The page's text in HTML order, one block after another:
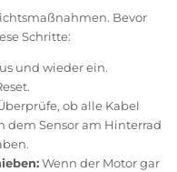
Bevor
Schritte:
und wieder ein.
ob alle Kabel
dem Sensor am Hinterrad
Wenn der Motor gar